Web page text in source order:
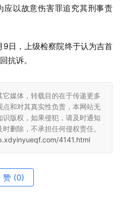
应以故意伤害罪追究其刑事责
9日，上级检察院终于认为吉首
抗诉。
媒体，转载目的在于传递更多
和对其真实性负责，本网站无
版权，如果侵犯，请及时通知
删除，不承担任何侵权责任。
4141.html
赞 (0)